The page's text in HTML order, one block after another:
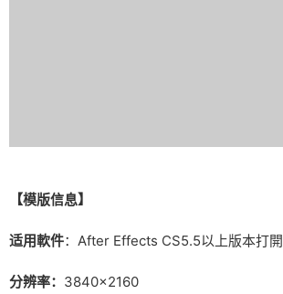
【模版信息】
适用軟件：After Effects CS5.5以上版本打開
分辨率： 3840×2160